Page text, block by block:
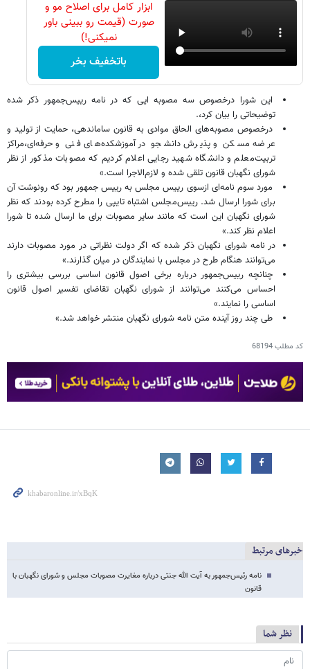
ابزار کامل برای اصلاح مو و
صورت (قیمت رو ببینی باور
نمیکنی!)
باتخفیف بخر
این شورا درخصوص سه مصوبه ا‌یی که در نامه رییس‌جمهور ذکر شده
توضیحاتی را بیان کرد،.
درخصوص مصوبه‌های الحاق موادی به قانون ساماندهی، حمایت از تولید و
عرضه مسکن و پذیرش دانشجو در آموزشکده‌های فنی و حرفه‌ای،‌مراکز
تربیت‌معلم و دانشگاه شهید رجایی اعلام کردیم که مصوبات مذکور از نظر
شورای نگهبان قانون تلقی شده و لازم‌الاجرا است.»
مورد سوم نامه‌ای ازسوی رییس مجلس به رییس جمهور بود که رونوشت ‌آن
برای شورا ارسال شد. رییس‌مجلس اشتباه تایپی را مطرح کرده بودند که نظر
شورای نگهبان این است که مانند سایر مصوبات برای ما ارسال شده تا شورا
اعلام نظر کند.»
در نامه شورای نگهبان ذکر شده که اگر دولت نظراتی در مورد مصوبات دارند
می‌توانند هنگام طرح در مجلس با نمایندگان در میان گذارند.»
چنانچه رییس‌جمهور درباره برخی اصول قانون اساسی بررسی بیشتری را
احساس می‌کنند می‌توانند از شورای نگهبان تقاضای تفسیر اصول قانون
اساسی را نمایند.»
طی چند روز آینده متن نامه شورای نگهبان منتشر خواهد شد.»
کد مطلب68194
خبرهای مرتبط
نامه رئیس‌جمهور به آیت الله جنتی درباره مغایرت مصوبات مجلس و شورای نگهبان با
قانون
نظر شما